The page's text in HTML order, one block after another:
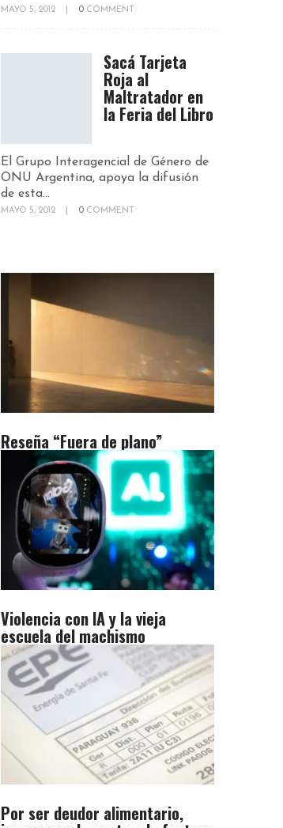
MAYO 5, 2012 0 COMMENT
Sacá Tarjeta
Roja al
Maltratador en
la Feria del Libro
El Grupo Interagencial de Género de
ONU Argentina, apoya la difusión
de esta...
MAYO 5, 2012 0 COMMENT
Reseña “Fuera de plano”
Violencia con IA y la vieja
escuela del machismo
Por ser deudor alimentario,